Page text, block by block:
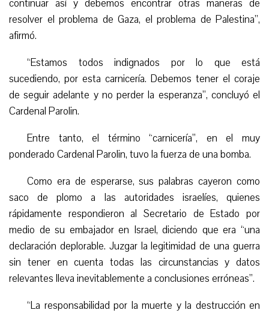
continuar así y debemos encontrar otras maneras de
resolver el problema de Gaza, el problema de Palestina”,
afirmó.
“Estamos todos indignados por lo que está
sucediendo, por esta carnicería. Debemos tener el coraje
de seguir adelante y no perder la esperanza”, concluyó el
Cardenal Parolin.
Entre tanto, el término “carnicería”, en el muy
ponderado Cardenal Parolin, tuvo la fuerza de una bomba.
Como era de esperarse, sus palabras cayeron como
saco de plomo a las autoridades israelíes, quienes
rápidamente respondieron al Secretario de Estado por
medio de su embajador en Israel, diciendo que era “una
declaración deplorable. Juzgar la legitimidad de una guerra
sin tener en cuenta todas las circunstancias y datos
relevantes lleva inevitablemente a conclusiones erróneas”.
“La responsabilidad por la muerte y la destrucción en